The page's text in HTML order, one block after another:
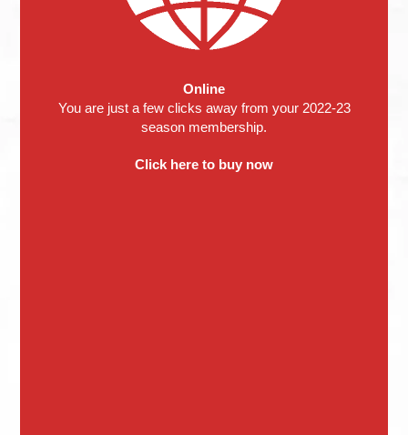
Online
You are just a few clicks away from your 2022-23
season membership.
Click here to buy now